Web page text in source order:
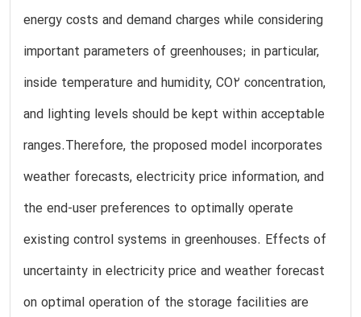
energy costs and demand charges while considering
important parameters of greenhouses; in particular,
inside temperature and humidity, CO2 concentration,
and lighting levels should be kept within acceptable
ranges.Therefore, the proposed model incorporates
weather forecasts, electricity price information, and
the end-user preferences to optimally operate
existing control systems in greenhouses. Effects of
uncertainty in electricity price and weather forecast
on optimal operation of the storage facilities are